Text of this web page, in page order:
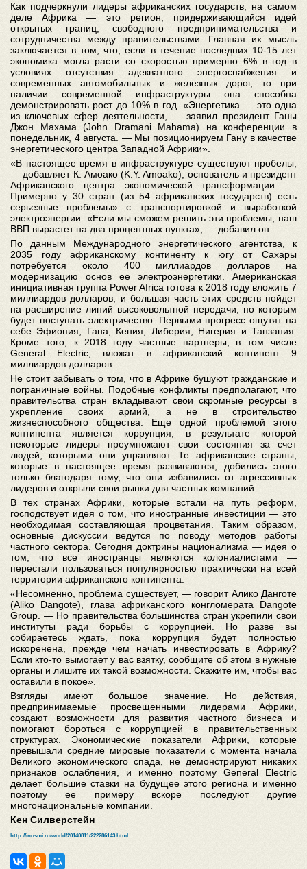
Как подчеркнули лидеры африканских государств, на самом
деле Африка — это регион, придерживающийся идей
открытых границ, свободного предпринимательства и
сотрудничества между правительствами. Главная их мысль
заключается в том, что, если в течение последних 10-15 лет
экономика могла расти со скоростью примерно 6% в год в
условиях отсутствия адекватного энергоснабжения и
современных автомобильных и железных дорог, то при
наличии современной инфраструктуры она способна
демонстрировать рост до 10% в год. «Энергетика — это одна
из ключевых сфер деятельности, — заявил президент Ганы
Джон Махама (John Dramani Mahama) на конференции в
понедельник, 4 августа. — Мы позиционируем Гану в качестве
энергетического центра Западной Африки».
«В настоящее время в инфраструктуре существуют пробелы,
— добавляет К. Амоако (K.Y. Amoako), основатель и президент
Африканского центра экономической трансформации. —
Примерно у 30 стран (из 54 африканских государств) есть
серьезные проблемы» с транспортировкой и выработкой
электроэнергии. «Если мы сможем решить эти проблемы, наш
ВВП вырастет на два процентных пункта», — добавил он.
По данным Международного энергетического агентства, к
2035 году африканскому континенту к югу от Сахары
потребуется около 400 миллиардов долларов на
модернизацию основ ее электроэнергетики. Американская
инициативная группа Power Africa готова к 2018 году вложить 7
миллиардов долларов, и большая часть этих средств пойдет
на расширение линий высоковольтной передачи, по которым
будет поступать электричество. Первыми прогресс ощутят на
себе Эфиопия, Гана, Кения, Либерия, Нигерия и Танзания.
Кроме того, к 2018 году частные партнеры, в том числе
General Electric, вложат в африканский континент 9
миллиардов долларов.
Не стоит забывать о том, что в Африке бушуют гражданские и
пограничные войны. Подобные конфликты предполагают, что
правительства стран вкладывают свои скромные ресурсы в
укрепление своих армий, а не в строительство
жизнеспособного общества. Еще одной проблемой этого
континента является коррупция, в результате которой
некоторые лидеры преумножают свои состояния за счет
людей, которыми они управляют. Те африканские страны,
которые в настоящее время развиваются, добились этого
только благодаря тому, что они избавились от агрессивных
лидеров и открыли свои рынки для частных компаний.
В тех странах Африки, которые встали на путь реформ,
господствует идея о том, что иностранные инвестиции — это
необходимая составляющая процветания. Таким образом,
основные дискуссии ведутся по поводу методов работы
частного сектора. Сегодня доктрины национализма — идея о
том, что все иностранцы являются колониалистами —
перестали пользоваться популярностью практически на всей
территории африканского континента.
«Несомненно, проблема существует, — говорит Алико Данготе
(Aliko Dangote), глава африканского конгломерата Dangote
Group. — Но правительства большинства стран укрепили свои
институты ради борьбы с коррупцией. Но разве вы
собираетесь ждать, пока коррупция будет полностью
искоренена, прежде чем начать инвестировать в Африку?
Если кто-то вымогает у вас взятку, сообщите об этом в нужные
органы и лишите их такой возможности. Скажите им, чтобы вас
оставили в покое».
Взгляды имеют большое значение. Но действия,
предпринимаемые просвещенными лидерами Африки,
создают возможности для развития частного бизнеса и
помогают бороться с коррупцией в правительственных
структурах. Экономические показатели Африки, которые
превышали средние мировые показатели с момента начала
Великого экономического спада, не демонстрируют никаких
признаков ослабления, и именно поэтому General Electric
делает большие ставки на будущее этого региона и именно
поэтому ее примеру вскоре последуют другие
многонациональные компании.
Кен Силверстейн
http://inosmi.ru/world/20140811/222286143.html